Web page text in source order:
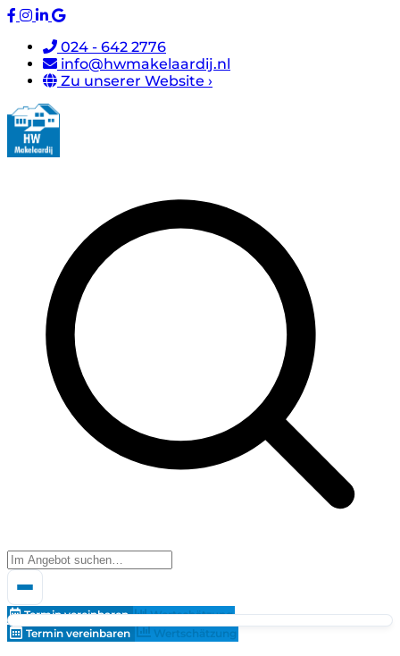
024 - 642 2776
info@hwmakelaardij.nl
Zu unserer Website ›
Termin vereinbaren
Wertschätzung
Termin vereinbaren
Wertschätzung